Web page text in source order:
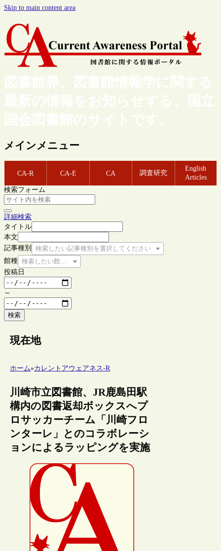
Skip to main content area
図書館界、図書館情報学に関する
最新の情報をお知らせする、国立
国会図書館のサイトです。
メインメニュー
CA-R CA-E CA 調査研究
English
Articles
検索フォーム
詳細検索
タイトル
本文
記事種別
検索したい記事種別を選択してください
館種 検索したい館種を選択してください
投稿日
～
検索
現在地
ホーム»カレントアウェアネス-R
川崎市立図書館、JR鹿島田駅
構内の図書返却ボックスへプ
ロサッカーチーム「川崎フロ
ンターレ」とのコラボレーシ
ョンによるラッピングを実施